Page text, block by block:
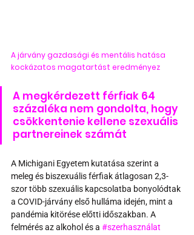
A járvány gazdasági és mentális hatása
kockázatos magatartást eredményez
A megkérdezett férfiak 64
százaléka nem gondolta, hogy
csökkentenie kellene szexuális
partnereinek számát
A Michigani Egyetem kutatása szerint a
meleg és biszexuális férfiak átlagosan 2,3-
szor több szexuális kapcsolatba bonyolódtak
a COVID-járvány első hulláma idején, mint a
pandémia kitörése előtti időszakban. A
felmérés az alkohol és a #szerhasználat